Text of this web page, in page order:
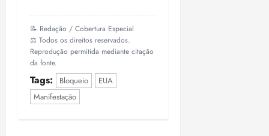
📝 Redação / Cobertura Especial
⚖️ Todos os direitos reservados.
Reprodução permitida mediante citação
da fonte.
Tags: Bloqueio
EUA
Manifestação